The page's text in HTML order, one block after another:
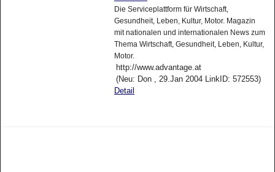
Die Serviceplattform für Wirtschaft,
Gesundheit, Leben, Kultur, Motor. Magazin
mit nationalen und internationalen News zum
Thema Wirtschaft, Gesundheit, Leben, Kultur,
Motor.
http://www.advantage.at
(Neu: Don , 29.Jan 2004 LinkID: 572553)
Detail